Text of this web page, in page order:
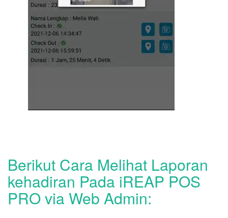
Berikut Cara Melihat Laporan
kehadiran Pada iREAP POS
PRO via Web Admin: